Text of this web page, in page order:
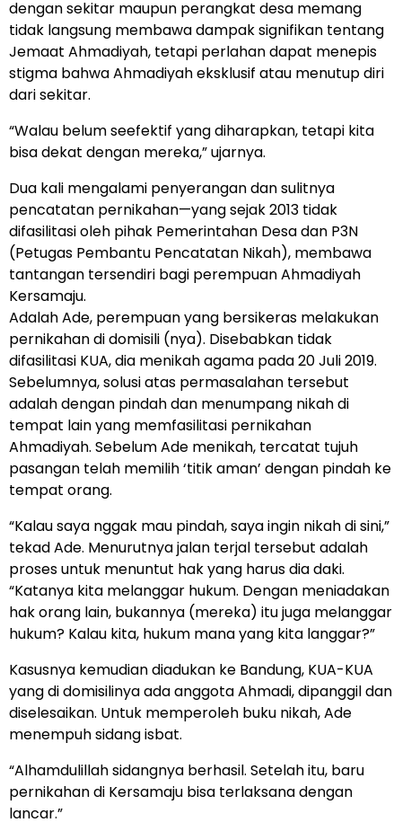
dengan sekitar maupun perangkat desa memang
tidak langsung membawa dampak signifikan tentang
Jemaat Ahmadiyah, tetapi perlahan dapat menepis
stigma bahwa Ahmadiyah eksklusif atau menutup diri
dari sekitar.
“Walau belum seefektif yang diharapkan, tetapi kita
bisa dekat dengan mereka,” ujarnya.
Dua kali mengalami penyerangan dan sulitnya
pencatatan pernikahan—yang sejak 2013 tidak
difasilitasi oleh pihak Pemerintahan Desa dan P3N
(Petugas Pembantu Pencatatan Nikah), membawa
tantangan tersendiri bagi perempuan Ahmadiyah
Kersamaju.
Adalah Ade, perempuan yang bersikeras melakukan
pernikahan di domisili (nya). Disebabkan tidak
difasilitasi KUA, dia menikah agama pada 20 Juli 2019.
Sebelumnya, solusi atas permasalahan tersebut
adalah dengan pindah dan menumpang nikah di
tempat lain yang memfasilitasi pernikahan
Ahmadiyah. Sebelum Ade menikah, tercatat tujuh
pasangan telah memilih ‘titik aman’ dengan pindah ke
tempat orang.
“Kalau saya nggak mau pindah, saya ingin nikah di sini,”
tekad Ade. Menurutnya jalan terjal tersebut adalah
proses untuk menuntut hak yang harus dia daki.
“Katanya kita melanggar hukum. Dengan meniadakan
hak orang lain, bukannya (mereka) itu juga melanggar
hukum? Kalau kita, hukum mana yang kita langgar?”
Kasusnya kemudian diadukan ke Bandung, KUA-KUA
yang di domisilinya ada anggota Ahmadi, dipanggil dan
diselesaikan. Untuk memperoleh buku nikah, Ade
menempuh sidang isbat.
“Alhamdulillah sidangnya berhasil. Setelah itu, baru
pernikahan di Kersamaju bisa terlaksana dengan
lancar.”